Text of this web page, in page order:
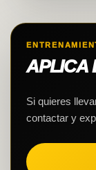
APLICA
Si quieres
contactar y